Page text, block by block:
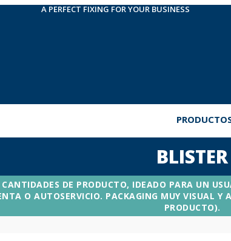
A PERFECT FIXING FOR YOUR BUSINESS
BLISTER
DE PRODUCTO, IDEADO PARA UN
O AUTOSERVICIO. PACKAGING MUY VISUAL Y
PRODUCTO).